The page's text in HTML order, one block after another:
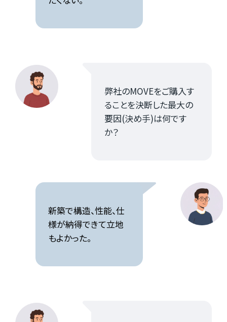
弊社のMOVEをご購入す
ることを決断した最大の
要因(決め手)は何です
か？
新築で構造、性能、仕
様が納得できて立地
もよかった。